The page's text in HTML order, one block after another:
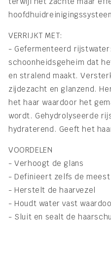
VERRIJKT MET:
- Gefermenteerd
schoonheidsgeheim dat
en stralend maakt.
zijdezacht en glanzend.
het haar waardoor het
wordt. Gehydrolyseerde
hydraterend. Geeft het
VOORDELEN
- Verhoogt de glans
- Definieert zelfs de
- Herstelt de haarvezel
- Houdt water vast
- Sluit en sealt de